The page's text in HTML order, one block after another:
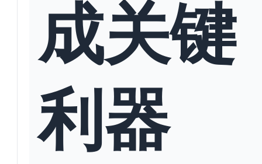
成关键
利器